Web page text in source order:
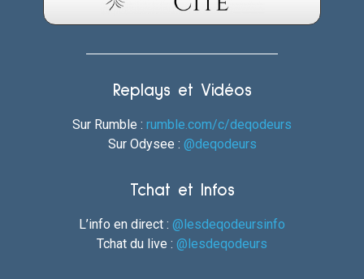
Replays et Vidéos
Sur Rumble : rumble.com/c/deqodeurs
Sur Odysee : @deqodeurs
Tchat et Infos
L’info en direct : @lesdeqodeursinfo
Tchat du live : @lesdeqodeurs